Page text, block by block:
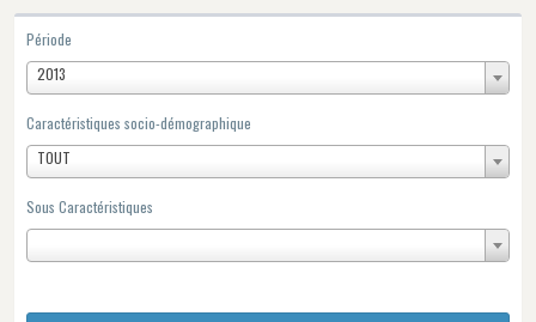
Période
2013
Caractéristiques socio-démographique
TOUT
Sous Caractéristiques